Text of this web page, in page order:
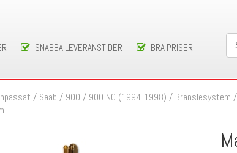
SNABBA LEVERANSTIDER BRA PRISER
/ Saab / 900 / 900 NG (1994-1998) / Bränslesystem /